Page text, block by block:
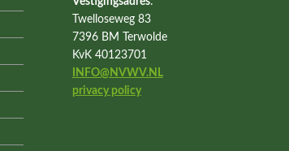
Twelloseweg 83
7396 BM Terwolde
KvK 40123701
INFO@NVWV.NL
privacy policy